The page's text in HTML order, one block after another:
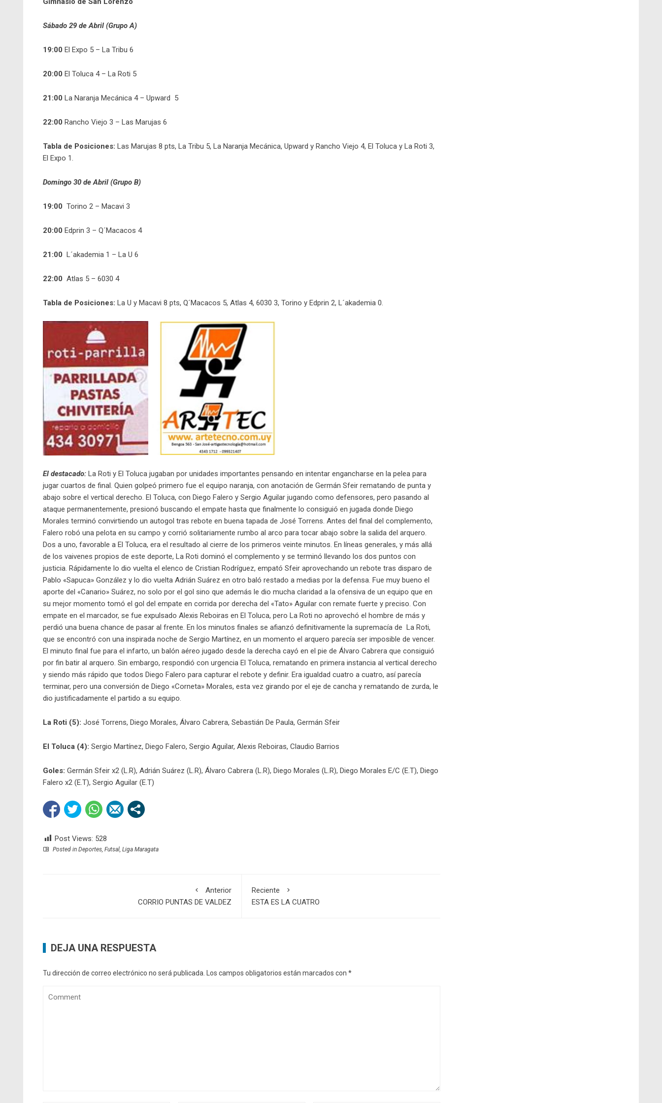
Sábado 29 de Abril (Grupo A)
19:00 El Expo 5 – La Tribu 6
20:00 El Toluca 4 – La Roti 5
21:00 La Naranja Mecánica 4 – Upward 5
22:00 Rancho Viejo 3 – Las Marujas 6
Tabla de Posiciones: Las Marujas 8 pts, La Tribu 5, La Naranja Mecánica, Upward y Rancho Viejo 4, El Toluca y La Roti 3,
El Expo 1.
Domingo 30 de Abril (Grupo B)
19:00 Torino 2 – Macavi 3
20:00 Edprin 3 – Q´Macacos 4
21:00 L´akademia 1 – La U 6
22:00 Atlas 5 – 6030 4
Tabla de Posiciones: La U y Macavi 8 pts, Q´Macacos 5, Atlas 4, 6030 3, Torino y Edprin 2, L´akademia 0.
El destacado: La Roti y El Toluca jugaban por unidades importantes pensando en intentar engancharse en la pelea para
jugar cuartos de final. Quien golpeó primero fue el equipo naranja, con anotación de Germán Sfeir rematando de punta y
abajo sobre el vertical derecho. El Toluca, con Diego Falero y Sergio Aguilar jugando como defensores, pero pasando al
ataque permanentemente, presionó buscando el empate hasta que finalmente lo consiguió en jugada donde Diego
Morales terminó convirtiendo un autogol tras rebote en buena tapada de José Torrens. Antes del final del complemento,
Falero robó una pelota en su campo y corrió solitariamente rumbo al arco para tocar abajo sobre la salida del arquero.
Dos a uno, favorable a El Toluca, era el resultado al cierre de los primeros veinte minutos. En líneas generales, y más allá
de los vaivenes propios de este deporte, La Roti dominó el complemento y se terminó llevando los dos puntos con
justicia. Rápidamente lo dio vuelta el elenco de Cristian Rodríguez, empató Sfeir aprovechando un rebote tras disparo de
Pablo «Sapuca» González y lo dio vuelta Adrián Suárez en otro baló restado a medias por la defensa. Fue muy bueno el
aporte del «Canario» Suárez, no solo por el gol sino que además le dio mucha claridad a la ofensiva de un equipo que en
su mejor momento tomó el gol del empate en corrida por derecha del «Tato» Aguilar con remate fuerte y preciso. Con
empate en el marcador, se fue expulsado Alexis Reboiras en El Toluca, pero La Roti no aprovechó el hombre de más y
perdió una buena chance de pasar al frente. En los minutos finales se afianzó definitivamente la supremacía de La Roti,
que se encontró con una inspirada noche de Sergio Martínez, en un momento el arquero parecía ser imposible de vencer.
El minuto final fue para el infarto, un balón aéreo jugado desde la derecha cayó en el pie de Álvaro Cabrera que consiguió
por fin batir al arquero. Sin embargo, respondió con urgencia El Toluca, rematando en primera instancia al vertical derecho
y siendo más rápido que todos Diego Falero para capturar el rebote y definir. Era igualdad cuatro a cuatro, así parecía
terminar, pero una conversión de Diego «Corneta» Morales, esta vez girando por el eje de cancha y rematando de zurda, le
dio justificadamente el partido a su equipo.
La Roti (5): José Torrens, Diego Morales, Álvaro Cabrera, Sebastián De Paula, Germán Sfeir
El Toluca (4): Sergio Martínez, Diego Falero, Sergio Aguilar, Alexis Reboiras, Claudio Barrios
Goles: Germán Sfeir x2 (L.R), Adrián Suárez (L.R), Álvaro Cabrera (L.R), Diego Morales (L.R), Diego Morales E/C (E.T), Diego
Falero x2 (E.T), Sergio Aguilar (E.T)
Post Views: 528
Posted in Deportes Futsal Liga Maragata
Anterior
CORRIO PUNTAS DE VALDEZ
Reciente
ESTA ES LA CUATRO
DEJA UNA RESPUESTA
Tu dirección de correo electrónico no será publicada. Los campos obligatorios están marcados con *